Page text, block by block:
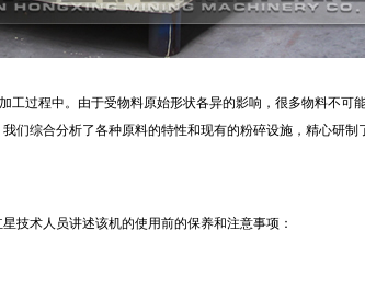
工过程中。由于受物料原始形状各异的影响，很多物料不可
们综合分析了各种原料的特性和现有的粉碎设施，精心研制
技术人员讲述该机的使用前的保养和注意事项：